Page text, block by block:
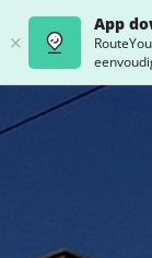
App